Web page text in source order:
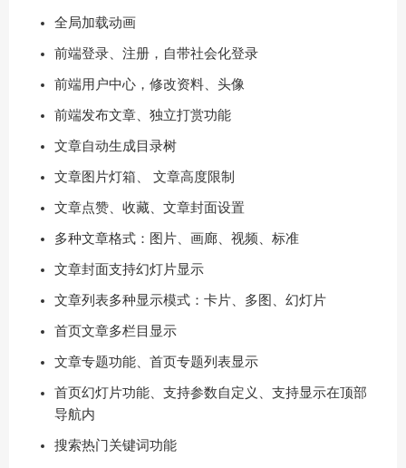
全局加载动画
前端登录、注册，自带社会化登录
前端用户中心，修改资料、头像
前端发布文章、独立打赏功能
文章自动生成目录树
文章图片灯箱、 文章高度限制
文章点赞、收藏、文章封面设置
多种文章格式：图片、画廊、视频、标准
文章封面支持幻灯片显示
文章列表多种显示模式：卡片、多图、幻灯片
首页文章多栏目显示
文章专题功能、首页专题列表显示
首页幻灯片功能、支持参数自定义、支持显示在顶部
导航内
搜索热门关键词功能